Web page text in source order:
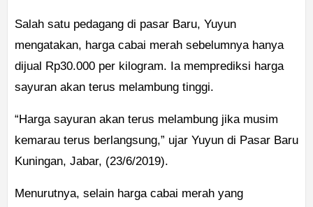
Salah satu pedagang di pasar Baru, Yuyun
mengatakan, harga cabai merah sebelumnya hanya
dijual Rp30.000 per kilogram. Ia memprediksi harga
sayuran akan terus melambung tinggi.
“Harga sayuran akan terus melambung jika musim
kemarau terus berlangsung,” ujar Yuyun di Pasar Baru
Kuningan, Jabar, (23/6/2019).
Menurutnya, selain harga cabai merah yang